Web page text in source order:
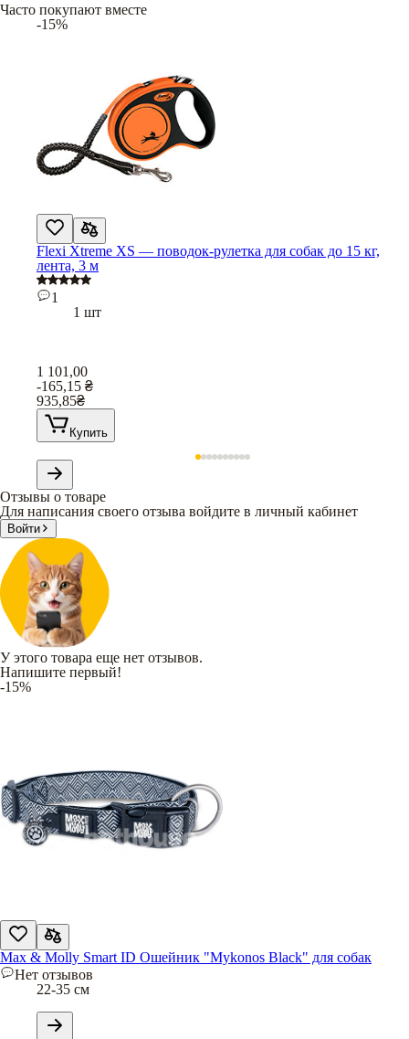
Часто покупают вместе
-15%
Flexi Xtreme XS — поводок-рулетка для собак до 15 кг,
лента, 3 м
1
1 шт
1 101,00
-165,15 ₴
935,85₴
Купить
Отзывы о товаре
Для написания своего отзыва войдите в личный кабинет
Войти
У этого товара еще нет отзывов.
Напишите первый!
-15%
Max & Molly Smart ID Ошейник "Mykonos Black" для собак
Нет отзывов
22-35 см